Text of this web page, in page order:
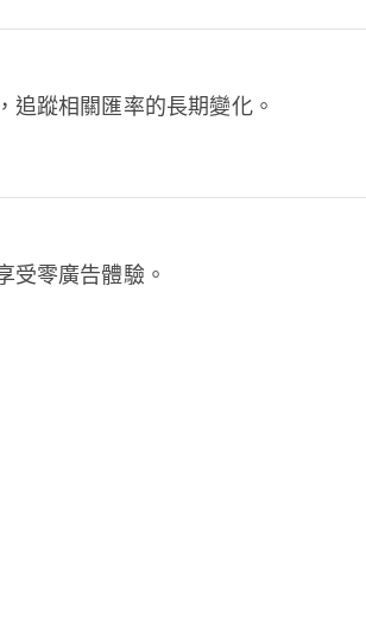
追蹤相關匯率的長期變化。
受零廣告體驗。